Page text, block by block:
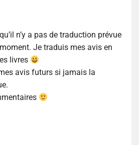
n’y a pas de traduction prévue
Je traduis mes avis en
livres
avis futurs si jamais la